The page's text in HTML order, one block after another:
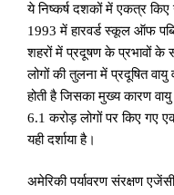
ये निष्कर्ष दशकों में एकत्र
1993 में हारवर्ड स्कूल ऑफ
शहरों में प्रदूषण के प्रभावों के
लोगों की तुलना में प्रदूषित
होती है जिसका मुख्य कारण
6.1 करोड़ लोगों पर किए गए
यही दर्शाया है।
अमेरिकी पर्यावरण संरक्षण